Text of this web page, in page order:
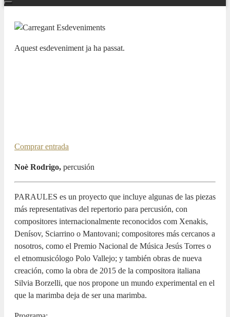
Aquest esdeveniment ja ha passat.
Comprar entrada
Noè Rodrigo, percusión
PARAULES es un proyecto que incluye algunas de las piezas
más representativas del repertorio para percusión, con
compositores internacionalmente reconocidos com Xenakis,
Denísov, Sciarrino o Mantovani; compositores más cercanos a
nosotros, como el Premio Nacional de Música Jesús Torres o
el etnomusicólogo Polo Vallejo; y también obras de nueva
creación, como la obra de 2015 de la compositora italiana
Silvia Borzelli, que nos propone un mundo experimental en el
que la marimba deja de ser una marimba.